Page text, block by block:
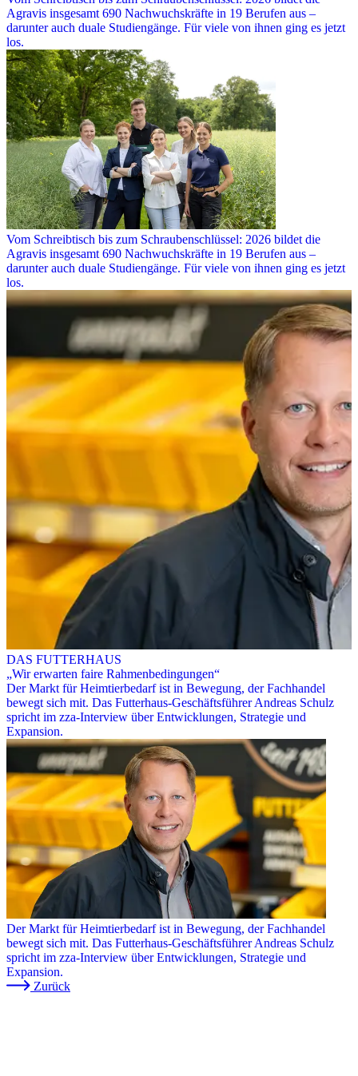
Agravis insgesamt 690 Nachwuchskräfte in 19 Berufen aus –
darunter auch duale Studiengänge. Für viele von ihnen ging es jetzt
los.
Vom Schreibtisch bis zum Schraubenschlüssel: 2026 bildet die
Agravis insgesamt 690 Nachwuchskräfte in 19 Berufen aus –
darunter auch duale Studiengänge. Für viele von ihnen ging es jetzt
los.
DAS FUTTERHAUS
„Wir erwarten faire Rahmenbedingungen“
Der Markt für Heimtierbedarf ist in Bewegung, der Fachhandel
bewegt sich mit. Das Futterhaus-Geschäftsführer Andreas Schulz
spricht im zza-Interview über Entwicklungen, Strategie und
Expansion.
Der Markt für Heimtierbedarf ist in Bewegung, der Fachhandel
bewegt sich mit. Das Futterhaus-Geschäftsführer Andreas Schulz
spricht im zza-Interview über Entwicklungen, Strategie und
Expansion.
Zurück